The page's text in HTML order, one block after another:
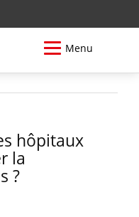
Menu
hôpitaux
la
?